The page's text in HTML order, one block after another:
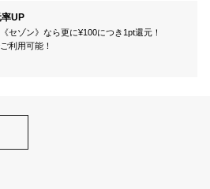
UP
セゾン》なら更に¥100につき1pt還元！
利用可能！